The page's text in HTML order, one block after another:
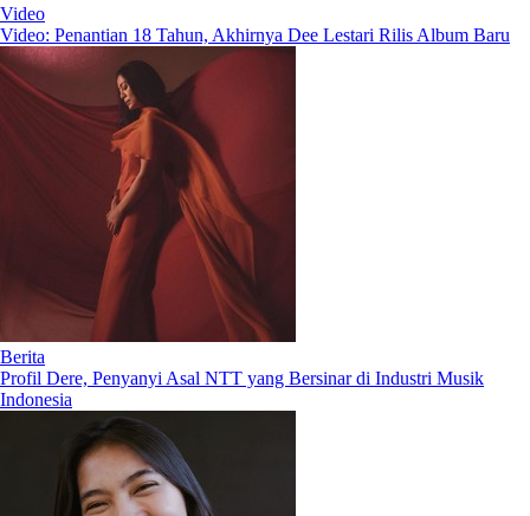
Video
Video: Penantian 18 Tahun, Akhirnya Dee Lestari Rilis Album Baru
Berita
Profil Dere, Penyanyi Asal NTT yang Bersinar di Industri Musik
Indonesia